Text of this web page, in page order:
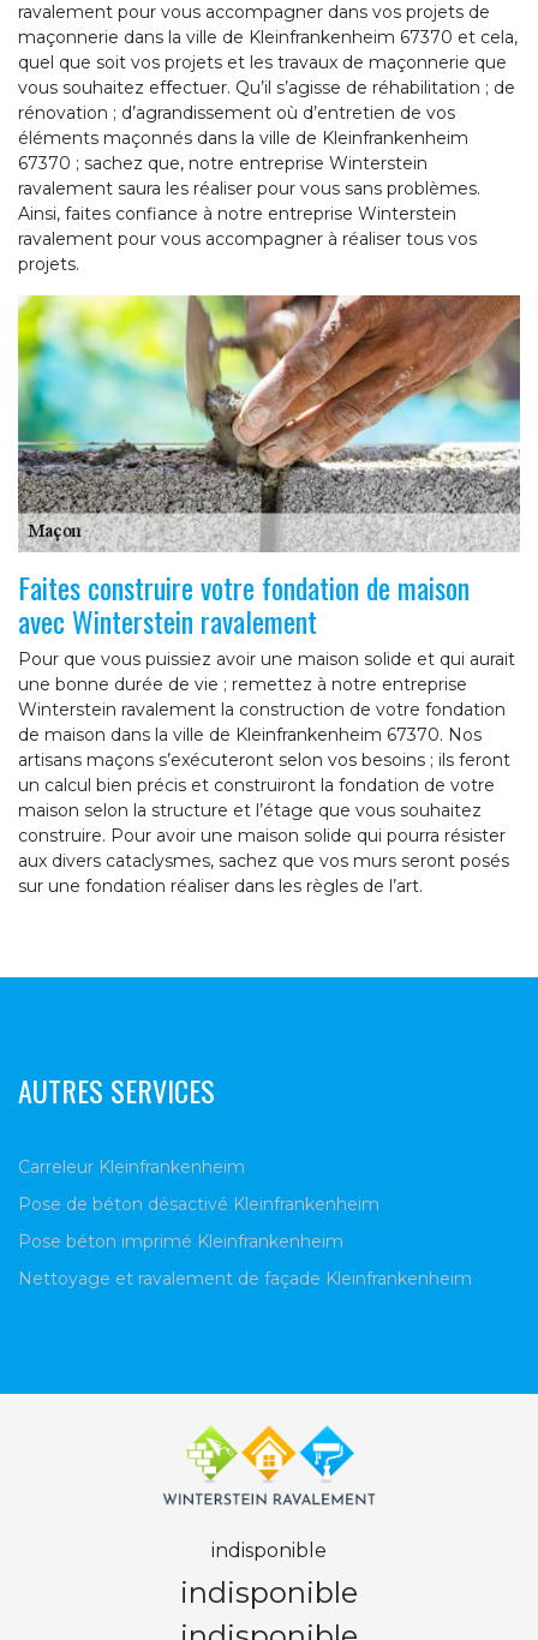
ravalement pour vous accompagner dans vos projets de
maçonnerie dans la ville de Kleinfrankenheim 67370 et cela,
quel que soit vos projets et les travaux de maçonnerie que
vous souhaitez effectuer. Qu’il s’agisse de réhabilitation ; de
rénovation ; d’agrandissement où d’entretien de vos
éléments maçonnés dans la ville de Kleinfrankenheim
67370 ; sachez que, notre entreprise Winterstein
ravalement saura les réaliser pour vous sans problèmes.
Ainsi, faites confiance à notre entreprise Winterstein
ravalement pour vous accompagner à réaliser tous vos
projets.
Faites construire votre fondation de maison
avec Winterstein ravalement
Pour que vous puissiez avoir une maison solide et qui aurait
une bonne durée de vie ; remettez à notre entreprise
Winterstein ravalement la construction de votre fondation
de maison dans la ville de Kleinfrankenheim 67370. Nos
artisans maçons s’exécuteront selon vos besoins ; ils feront
un calcul bien précis et construiront la fondation de votre
maison selon la structure et l’étage que vous souhaitez
construire. Pour avoir une maison solide qui pourra résister
aux divers cataclysmes, sachez que vos murs seront posés
sur une fondation réaliser dans les règles de l’art.
AUTRES SERVICES
Carreleur Kleinfrankenheim
Pose de béton désactivé Kleinfrankenheim
Pose béton imprimé Kleinfrankenheim
Nettoyage et ravalement de façade Kleinfrankenheim
indisponible
indisponible